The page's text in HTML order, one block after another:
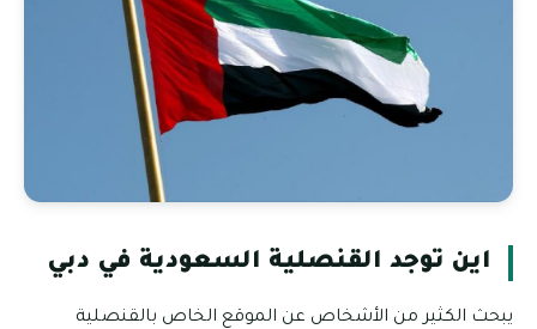
اين توجد القنصلية السعودية في دبي
يبحث الكثير من الأشخاص عن الموقع الخاص بالقنصلية